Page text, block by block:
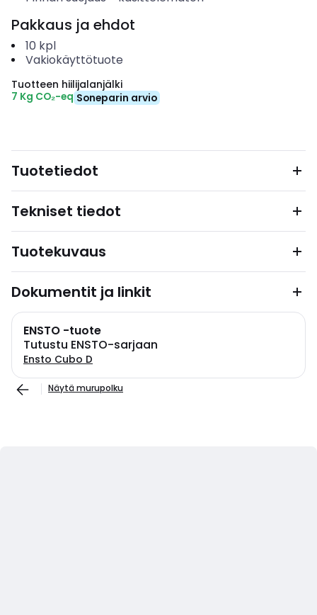
Pakkaus ja ehdot
10 kpl
Vakiokäyttötuote
Tuotteen hiilijalanjälki
7 Kg CO₂-eq Soneparin arvio
Tuotetiedot
Tekniset tiedot
Tuotekuvaus
Dokumentit ja linkit
ENSTO -tuote
Tutustu ENSTO-sarjaan
Ensto Cubo D
Näytä murupolku